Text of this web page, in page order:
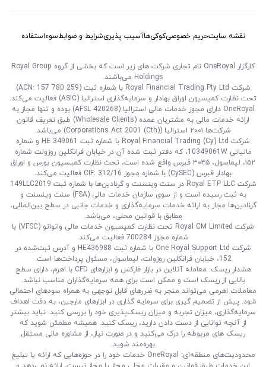
نقشه سایتحریم خصوصیکوکی‌هاآسیب‌ پذیریشرایط و ضوابطسوءاستفاده
کارگزار OneRoyal نام تجاری شرکت‌ های زیر است که بخشی از گروه Royal Group
Holdings می‌باشند.
شرکت Royal Financial Trading Pty Ltd با شماره ثبت (ACN: 157 780 259)
تحت نظارت کمیسیون اوراق بهادار و سرمایه‌گذاری استرالیا (ASIC) فعالیت می‌کند.
OneRoyal دارای مجوز خدمات مالی استرالیا (AFSL 420268) بوده و تنها مجاز به
ارائه خدمات مالی به مشتریان عمده‌ (Wholesale Clients) طبق تعریف قانون
شرکت‌ها ۲۰۰۱ استرالیا (Corporations Act 2001 (Cth)) می‌باشد.
شرکت Royal Financial Trading (Cy) Ltd با شماره ثبت HE 349061 و شماره
مالیاتی 10349061W، که دفتر ثبت‌ شده آن در خیابان فرانکلین روزولت شماره
۱۵۲، لیماسول، ۳۰۴۵ قبرس واقع شده است، تحت نظارت کمیسیون بورس و اوراق
بهادار قبرس (CySEC) با شماره مجوز CIF: 312/16 فعالیت می‌کند.
شرکت Royal ETP LLC در سنت وینسنت و گرنادین‌ها با شماره ثبت 149LLC2019
به ثبت رسیده است و از سوی سازمان خدمات مالی (FSA) سنت وینسنت و
گرنادین‌ها مجاز به ارائه خدمات سرمایه‌گذاری و خدمات جانبی در سطح بین‌المللی،
مطابق با قوانین محلی، می‌باشد.
شرکت Royal CM Limited تحت نظارت کمیسیون خدمات مالی وانواتو (VFSC) با
شماره مجوز 700284 فعالیت می‌کند.
شرکت One Royal Support Ltd با شماره ثبت HE436988 و آدرس ثبت‌شده در
152، خیابان فرانکلین روزولت، لیماسول، مسئول پرداخت‌ها است.
هشدار ریسک: معامله آنلاین در بازار فارکس و ابزارهای CFD با اهرم، دارای سطح
بالایی از ریسک است و ممکن است برای همه سرمایه‌گذاران مناسب نباشد.
معاملات اهرمی می‌تواند منجر به ضررهای قابل توجهی به همراه سودهای احتمالی
شود. پیش از تصمیم‌ گیری برای سرمایه‌ گذاری در ابزارهای مارجین، به دقت اهداف
سرمایه‌گذاری، میزان تجربه و میزان ریسک‌پذیری خود را بررسی کنید. نباید بیشتر
از آنچه توانایی از دست دادن دارید، ریسک کنید. همیشه مطمئن شوید که
ریسک‌ های مربوطه را درک می‌کنید و در صورت نیاز، از مشاوره مالی مستقل
بهره‌مند شوید.
محدودیت‌های منطقه‌ای: OneRoyal خدمات خود را در حوزه‌هایی که ارائه یا تبلیغ